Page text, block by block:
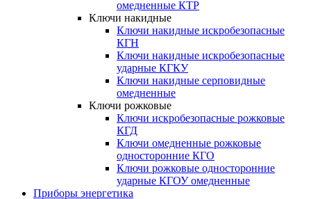
омедненные КТР
Ключи накидные
Ключи накидные искробезопасные
КГН
Ключи накидные искробезопасные
ударные КГКУ
Ключи накидные серповидные
омедненные
Ключи рожковые
Ключи искробезопасные рожковые
КГД
Ключи омедненные рожковые
односторонние КГО
Ключи рожковые односторонние
ударные КГОУ омедненные
Приборы энергетика